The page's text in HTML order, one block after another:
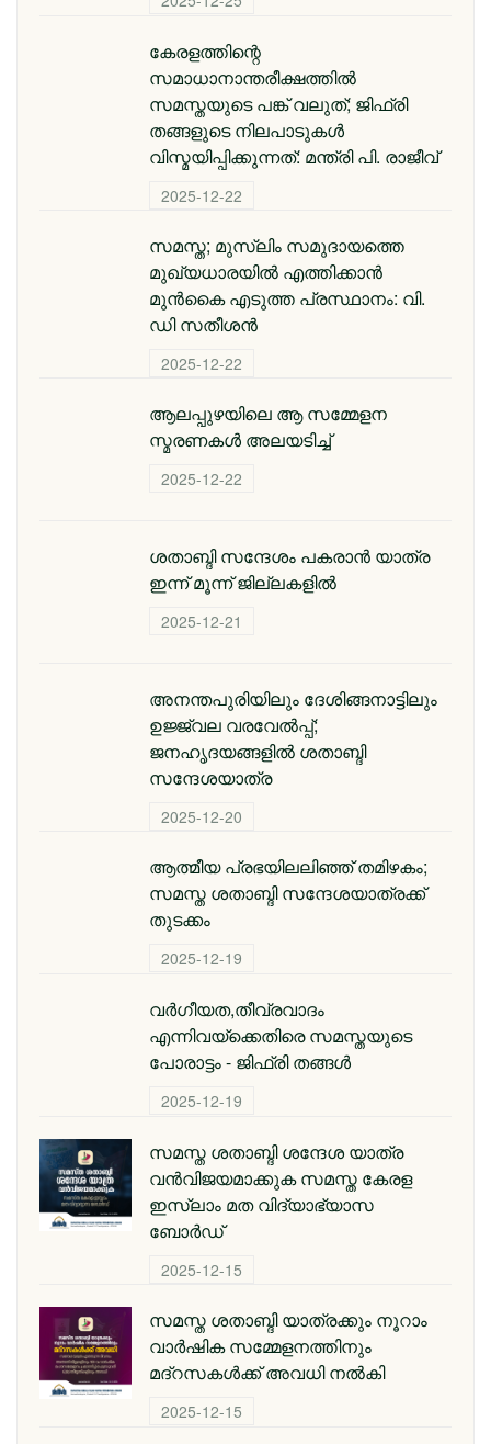
കേരളത്തിന്റെ
സമാധാനാന്തരീക്ഷത്തിൽ
സമസ്തയുടെ പങ്ക് വലുത്; ജിഫ്‌രി
തങ്ങളുടെ നിലപാടുകൾ
വിസ്മയിപ്പിക്കുന്നത്: മന്ത്രി പി. രാജീവ്
2025-12-22
സമസ്ത; മുസ്ലിം സമുദായത്തെ
മുഖ്യധാരയിൽ എത്തിക്കാൻ
മുൻകൈ എടുത്ത പ്രസ്ഥാനം: വി.
ഡി സതീശൻ
2025-12-22
ആലപ്പുഴയിലെ ആ സമ്മേളന
സ്മരണകൾ അലയടിച്ച്
2025-12-22
ശതാബ്ദി സന്ദേശം പകരാൻ യാത്ര
ഇന്ന് മൂന്ന് ജില്ലകളിൽ
2025-12-21
അനന്തപുരിയിലും ദേശിങ്ങനാട്ടിലും
ഉജ്ജ്വല വരവേൽപ്പ്;
ജനഹൃദയങ്ങളിൽ ശതാബ്ദി
സന്ദേശയാത്ര
2025-12-20
ആത്മീയ പ്രഭയിലലിഞ്ഞ് തമിഴകം;
സമസ്ത ശതാബ്ദി സന്ദേശയാത്രക്ക്
തുടക്കം
2025-12-19
വർഗീയത,തീവ്രവാദം
എന്നിവയ്ക്കെതിരെ സമസ്തയുടെ
പോരാട്ടം - ജിഫ്‌രി തങ്ങൾ
2025-12-19
സമസ്ത ശതാബ്ദി ശന്ദേശ യാത്ര
വന്‍വിജയമാക്കുക സമസ്ത കേരള
ഇസ്ലാം മത വിദ്യാഭ്യാസ
ബോര്‍ഡ്
2025-12-15
സമസ്ത ശതാബ്ദി യാത്രക്കും നൂറാം
വാര്‍ഷിക സമ്മേളനത്തിനും
മദ്റസകള്‍ക്ക് അവധി നല്‍കി
2025-12-15